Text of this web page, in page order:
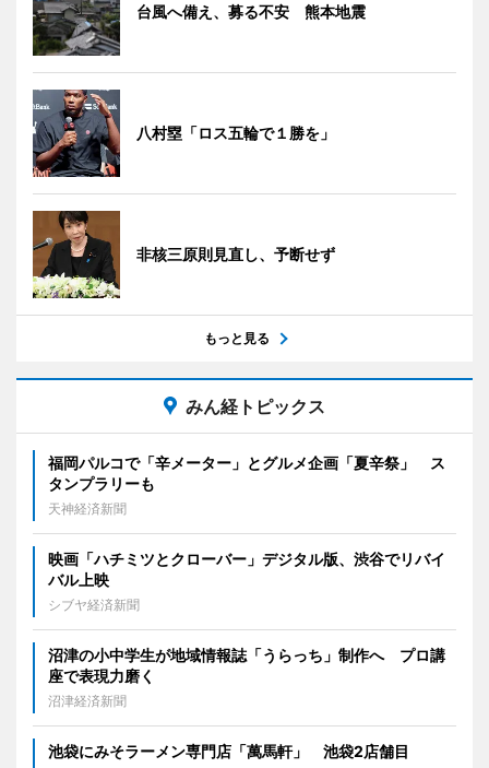
台風へ備え、募る不安 熊本地震
八村塁「ロス五輪で１勝を」
非核三原則見直し、予断せず
もっと見る
みん経トピックス
福岡パルコで「辛メーター」とグルメ企画「夏辛祭」 ス
タンプラリーも
天神経済新聞
映画「ハチミツとクローバー」デジタル版、渋谷でリバイ
バル上映
シブヤ経済新聞
沼津の小中学生が地域情報誌「うらっち」制作へ プロ講
座で表現力磨く
沼津経済新聞
池袋にみそラーメン専門店「萬馬軒」 池袋2店舗目